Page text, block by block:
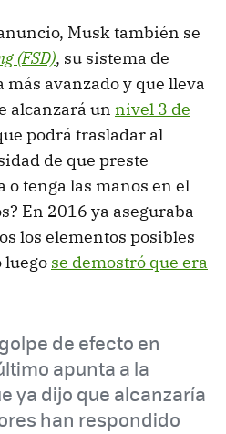
Musk también se
(FSD), su sistema de
avanzado y que lleva
alcanzará un nivel 3 de
podrá trasladar al
de que preste
o tenga las manos en el
En 2016 ya aseguraba
los elementos posibles
luego se demostró que era
de efecto en
apunta a la
ya dijo que alcanzaría
han respondido